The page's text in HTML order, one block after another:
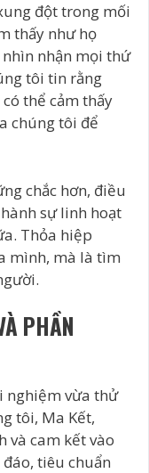
đột trong mối
thấy như họ
nhận mọi thứ
tôi tin rằng
thể cảm thấy
chúng tôi để
chắc hơn, điều
sự linh hoạt
Thỏa hiệp
mình, mà là tìm
PHẦN
nghiệm vừa thử
tôi, Ma Kết,
và cam kết vào
tiêu chuẩn